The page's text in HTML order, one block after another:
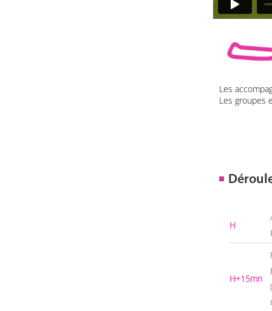
H
H+15mn
Les
Les groupes